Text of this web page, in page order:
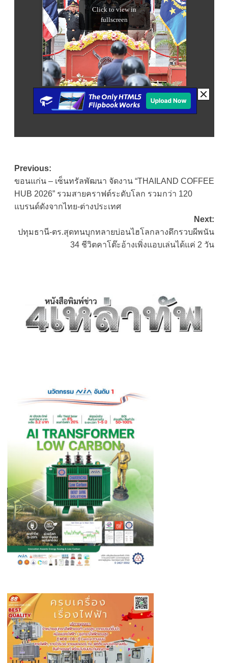
Post
navigation
Previous:
ขอนแก่น – เซ็นทรัลพัฒนา จัดงาน “THAILAND COFFEE
HUB 2026” รวมสายคราฟต์ระดับโลก รวมกว่า 120
แบรนด์ดังจากไทย-ต่างประเทศ
Next:
ปทุมธานี-ตร.สุดทนบุกทลายบ่อนไฮโลกลางดึกรวบผีพนัน
34 ชีวิตคาโต๊ะอ้างเพิ่งแอบเล่นได้แค่ 2 วัน